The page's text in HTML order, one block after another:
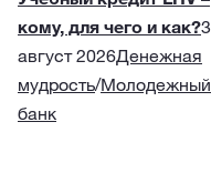
кому, для чего и как?3
август 2026Денежная
мудрость/Молодежный
банк